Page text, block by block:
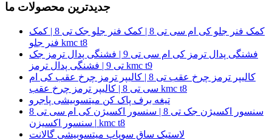
جدیدترین محصولات ما
کمک فنر جلو کی ام سی تی 8 | کمک فنر جلو جک تی 8 | کمک
فنر جلو kmc t8
فشنگی پدال ترمز کی ام سی تی 9 | فشنگی پدال ترمز جک
تی 9 | فشنگی پدال ترمز kmc t9
کالیپر ترمز چرخ عقب تی 8 | کالیپر ترمز چرخ عقب کی ام
سی تی 8 | کالیپر ترمز چرخ عقب kmc t8
تیغه برف پاک کن میتسوبیشی پاجرو
سنسور اکسیژن جک تی 8 | سنسور اکسیژن کی ام سی تی 8
| سنسور اکسیزن kmc t8
لاستیک ساق سوپاپ میتسوبیشی گالانت